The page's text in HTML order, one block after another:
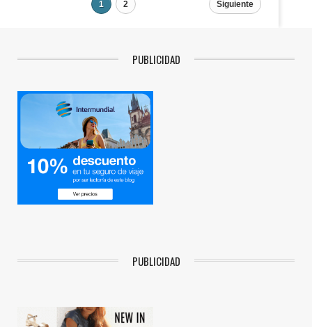
1 2 Siguiente
PUBLICIDAD
PUBLICIDAD